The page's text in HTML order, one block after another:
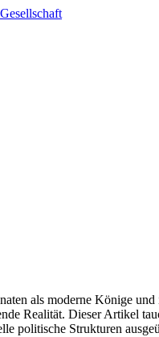
als moderne Könige
Realität. Dieser Artikel
politische Strukturen